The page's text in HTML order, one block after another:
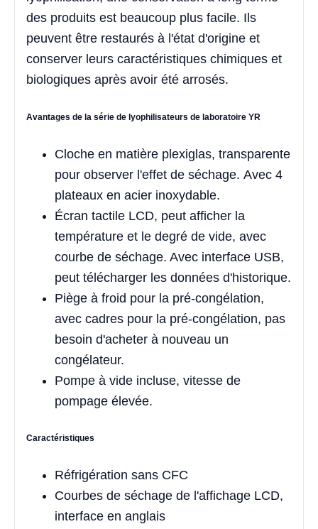
des produits est beaucoup plus facile. Ils
peuvent être restaurés à l'état d'origine et
conserver leurs caractéristiques chimiques et
biologiques après avoir été arrosés.
Avantages de la série de lyophilisateurs de laboratoire YR
Cloche en matière plexiglas, transparente
pour observer l'effet de séchage. Avec 4
plateaux en acier inoxydable.
Écran tactile LCD, peut afficher la
température et le degré de vide, avec
courbe de séchage. Avec interface USB,
peut télécharger les données d'historique.
Piège à froid pour la pré-congélation,
avec cadres pour la pré-congélation, pas
besoin d'acheter à nouveau un
congélateur.
Pompe à vide incluse, vitesse de
pompage élevée.
Caractéristiques
Réfrigération sans CFC
Courbes de séchage de l'affichage LCD,
interface en anglais